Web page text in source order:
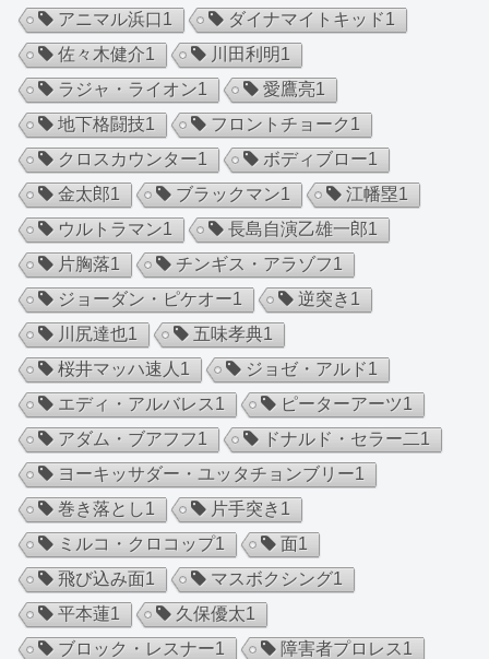
アニマル浜口 1 ダイナマイトキッド1
佐々木健介1 川田利明1
ラジャ・ライオン1 愛鷹亮1
地下格闘技1 フロントチョーク1
クロスカウンター1 ボディブロー1
金太郎1 ブラックマン1 江幡塁1
ウルトラマン1 長島自演乙雄一郎1
片胸落1 チンギス・アラゾフ1
ジョーダン・ピケオー1 逆突き 1
川尻達也1 五味孝典1
桜井マッハ速人 1 ジョゼ・アルド1
エディ・アルバレス1 ピーターアーツ1
アダム・ブアフフ1 ドナルド・セラー二1
ヨーキッサダー・ユッタチョンブリー1
巻き落とし1 片手突き 1
ミルコ・クロコップ1 面1
飛び込み面1 マスボクシング1
平本蓮1 久保優太1
ブロック・レスナー1 障害者プロレス1